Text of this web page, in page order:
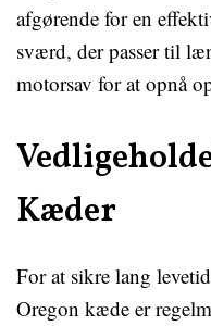
afgørende for en
sværd, der passer til
motorsav for at opnå
Kæder
For at sikre lang
Oregon kæde er